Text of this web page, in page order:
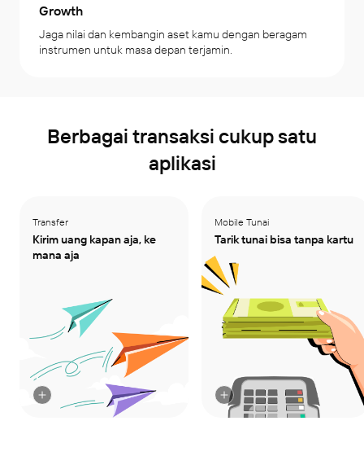
Growth
Jaga nilai dan kembangin aset kamu dengan beragam
instrumen untuk masa depan terjamin.
Berbagai transaksi cukup satu
aplikasi
Transfer
Kirim uang kapan aja, ke
mana aja
Kirim uang ke mana aja
dan atur jadwal transfer
Mobile Tunai
Tarik tunai bisa tanpa kartu
Gak bawa kartu? Gak